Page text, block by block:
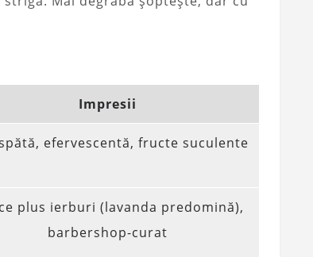
Impresii
efervescentă, fructe suculente
plus ierburi (lavanda predomină),
barbershop-curat